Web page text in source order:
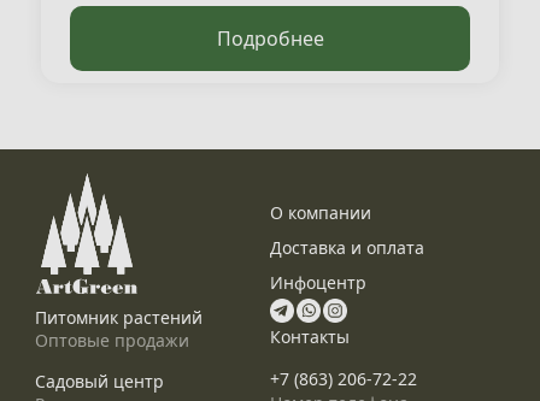
Подробнее
Питомник растений
Оптовые продажи
Садовый центр
О компании
Доставка и оплата
Инфоцентр
Контакты
+7 (863) 206-72-22